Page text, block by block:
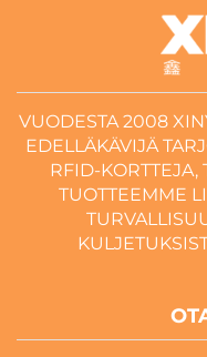
VUODESTA 2008
EDELLÄKÄVIJÄ
RFID-KORTTEJA,
TUOTTEEMME